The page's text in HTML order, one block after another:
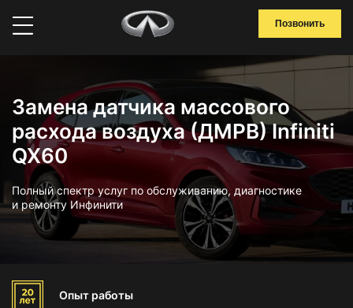
Позвонить
Замена датчика массового
расхода воздуха (ДМРВ) Infiniti
QX60
Полный спектр услуг по обслуживанию, диагностике
и ремонту Инфинити
Опыт работы